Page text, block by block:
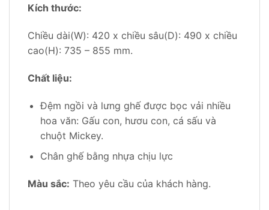
Kích thước:
Chiều dài(W): 420 x chiều sâu(D): 490 x chiều
cao(H): 735 – 855 mm.
Chất liệu:
Đệm ngồi và lưng ghế được bọc vải nhiều
hoa văn: Gấu con, hươu con, cá sấu và
chuột Mickey.
Chân ghế bằng nhựa chịu lực
Màu sắc: Theo yêu cầu của khách hàng.